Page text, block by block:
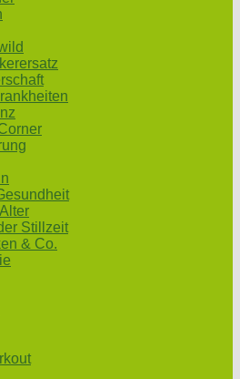
Stillzeit
& Co.